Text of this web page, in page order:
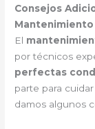
Consejos
Mantenimiento
El
por técnicos
perfectas
parte para
damos algunos